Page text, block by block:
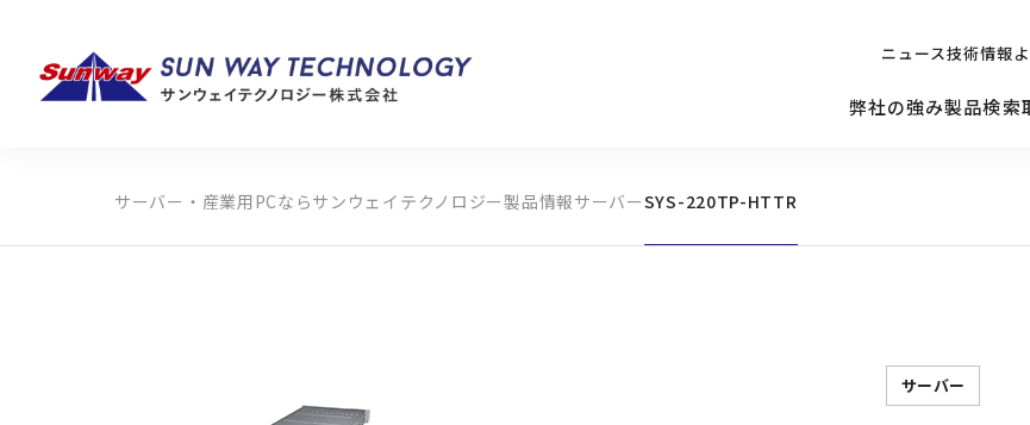
ニュース技術情報
弊社の強み製品検索
製品カテゴリから探す
メーカーから探す
サーバー
キッティング
ご購入を検討されている方へ
サーバー・産業用PCならサンウェイテクノロジー製品情報サーバーSYS-220TP-HTTR
サーバー